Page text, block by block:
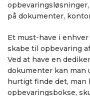
på dokumenter,
Et must-have i
skabe til opbevaring
Ved at have en
dokumenter kan man
hurtigt finde det, man
opbevaringsbokse,